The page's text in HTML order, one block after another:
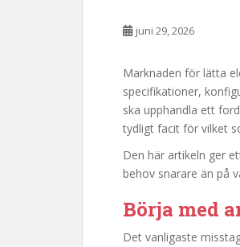
juni 29, 2026
Marknaden för lätta
specifikationer,
ska upphandla ett
tydligt facit för vilket
Den här artikeln ger
behov snarare än på
Börja med
Det vanligaste